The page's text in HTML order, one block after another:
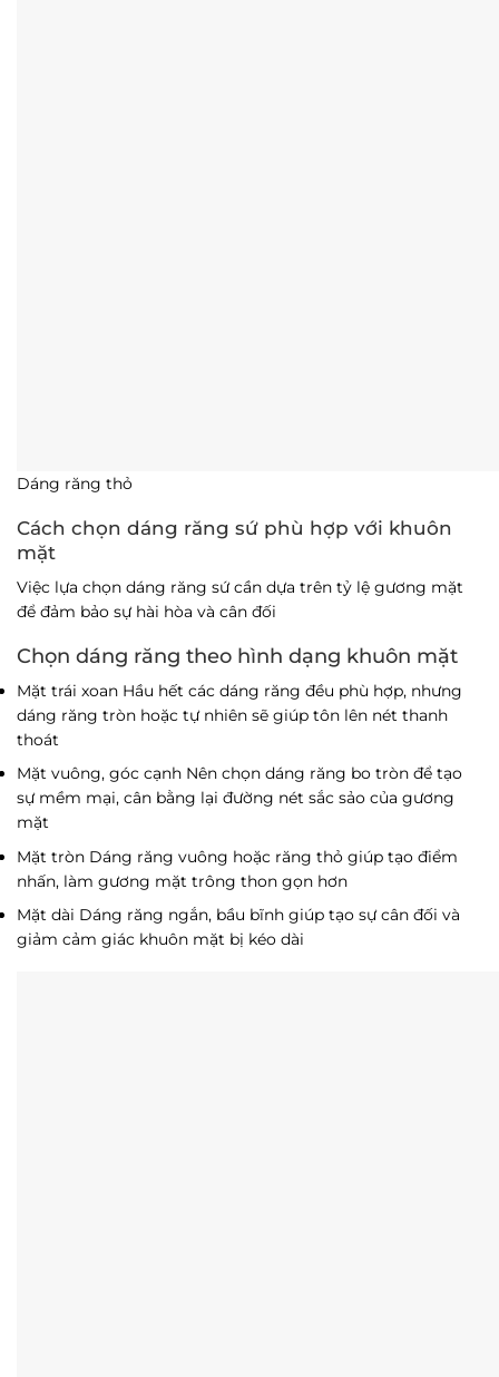
Dáng răng thỏ
Cách chọn dáng răng sứ phù hợp với khuôn
mặt
Việc lựa chọn dáng răng sứ cần dựa trên tỷ lệ gương mặt
để đảm bảo sự hài hòa và cân đối
Chọn dáng răng theo hình dạng khuôn mặt
Mặt trái xoan Hầu hết các dáng răng đều phù hợp, nhưng
dáng răng tròn hoặc tự nhiên sẽ giúp tôn lên nét thanh
thoát
Mặt vuông, góc cạnh Nên chọn dáng răng bo tròn để tạo
sự mềm mại, cân bằng lại đường nét sắc sảo của gương
mặt
Mặt tròn Dáng răng vuông hoặc răng thỏ giúp tạo điểm
nhấn, làm gương mặt trông thon gọn hơn
Mặt dài Dáng răng ngắn, bầu bĩnh giúp tạo sự cân đối và
giảm cảm giác khuôn mặt bị kéo dài